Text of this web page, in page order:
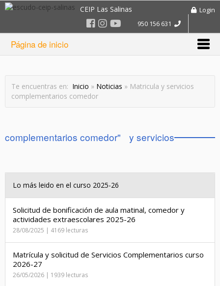
CEIP Las Salinas
Login
950 156 631
Página de inicio
Te encuentras en: Inicio » Noticias » Matricula y servicios
complementarios comedor
Noticias para "Matricula y servicios complementarios comedor"
Lo más leido en el curso 2025-26
Solicitud de bonificación de aula matinal, comedor y
actividades extraescolares 2025-26
28/08/2025 | 4169 lecturas
Matrícula y solicitud de Servicios Complementarios curso
2026-27
26/05/2026 | 1939 lecturas